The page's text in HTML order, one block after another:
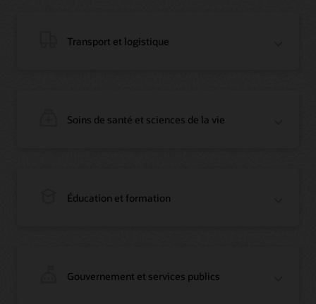
Webinaire à la demande : Utiliser Oracle Enterprise Blockchain pour fluidifier
Témoignage vidéo (1:42)
Vidéo : Oracle Blockchain Platform pour la vérification des diamants
Transport et logistique
Blog : Oracle et CargoSmart accélèrent la collaboration technique de neuf
Soins de santé et sciences de la vie
Éducation et formation
Gouvernement et services publics